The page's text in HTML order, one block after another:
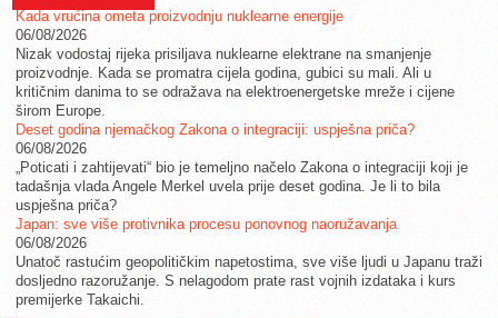
Kada vrućina ometa proizvodnju nuklearne energije
06/08/2026
Nizak vodostaj rijeka prisiljava nuklearne elektrane na smanjenje
proizvodnje. Kada se promatra cijela godina, gubici su mali. Ali u
kritičnim danima to se odražava na elektroenergetske mreže i cijene
širom Europe.
Deset godina njemačkog Zakona o integraciji: uspješna priča?
06/08/2026
„Poticati i zahtijevati“ bio je temeljno načelo Zakona o integraciji koji je
tadašnja vlada Angele Merkel uvela prije deset godina. Je li to bila
uspješna priča?
Japan: sve više protivnika procesu ponovnog naoružavanja
06/08/2026
Unatoč rastućim geopolitičkim napetostima, sve više ljudi u Japanu traži
dosljedno razoružanje. S nelagodom prate rast vojnih izdataka i kurs
premijerke Takaichi.